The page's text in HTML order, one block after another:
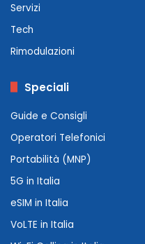
Servizi
Tech
Rimodulazioni
Speciali
Guide e Consigli
Operatori Telefonici
Portabilità (MNP)
5G in Italia
eSIM in Italia
VoLTE in Italia